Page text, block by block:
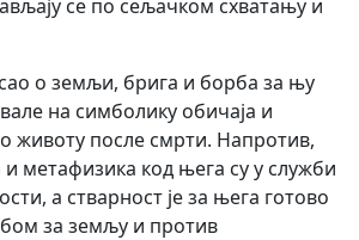
се по сељачком схватању и
о земљи, брига и борба за њу
на симболику обичаја и
животу после смрти. Напротив,
метафизика код њега су у служби
а стварност је за њега готово
за земљу и против